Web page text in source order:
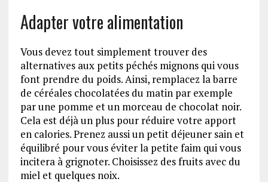
Adapter votre alimentation
Vous devez tout simplement trouver des
alternatives aux petits péchés mignons qui vous
font prendre du poids. Ainsi, remplacez la barre
de céréales chocolatées du matin par exemple
par une pomme et un morceau de chocolat noir.
Cela est déjà un plus pour réduire votre apport
en calories. Prenez aussi un petit déjeuner sain et
équilibré pour vous éviter la petite faim qui vous
incitera à grignoter. Choisissez des fruits avec du
miel et quelques noix.